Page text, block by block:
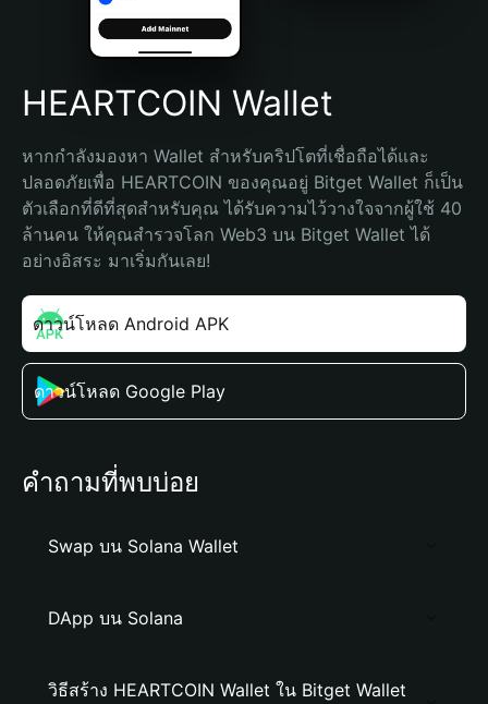
Português (Brasil)
Español (Argentina)
HEARTCOIN Wallet
หากกำลังมองหา Wallet สำหรับคริปโตที่เชื่อถือได้และ
ปลอดภัยเพื่อ HEARTCOIN ของคุณอยู่ Bitget Wallet ก็เป็น
ตัวเลือกที่ดีที่สุดสำหรับคุณ ได้รับความไว้วางใจจากผู้ใช้ 40
ล้านคน ให้คุณสำรวจโลก Web3 บน Bitget Wallet ได้
อย่างอิสระ มาเริ่มกันเลย!
ดาวน์โหลด Android APK
ดาวน์โหลด Google Play
คำถามที่พบบ่อย
Swap บน Solana Wallet
DApp บน Solana
วิธีสร้าง HEARTCOIN Wallet ใน Bitget Wallet